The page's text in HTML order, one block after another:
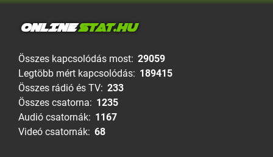
ONLINESTAT.HU
Összes kapcsolódás most: 29059
Legtöbb mért kapcsolódás: 189415
Összes rádió és TV: 233
Összes csatorna: 1235
Audió csatornák: 1167
Videó csatornák: 68